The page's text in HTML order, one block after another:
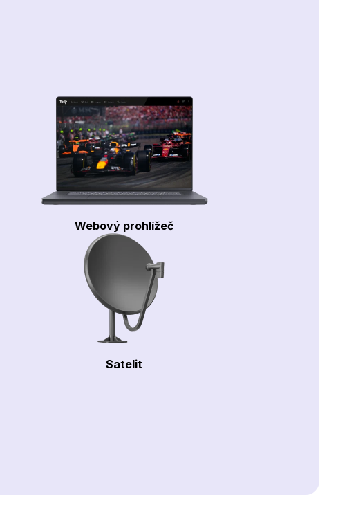
Webový prohlížeč
Satelit